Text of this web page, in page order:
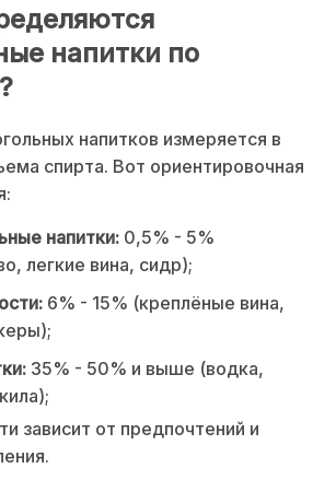
напитки по
напитков измеряется в
спирта. Вот ориентировочная
напитки: 0,5% - 5%
легкие вина, сидр);
6% - 15% (креплёные вина,
35% - 50% и выше (водка,
зависит от предпочтений и